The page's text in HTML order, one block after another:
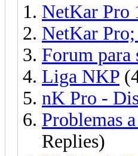
NetKar Pro
NetKar Pro;
Forum para
Liga NKP
nK Pro -
Problemas
Replies)